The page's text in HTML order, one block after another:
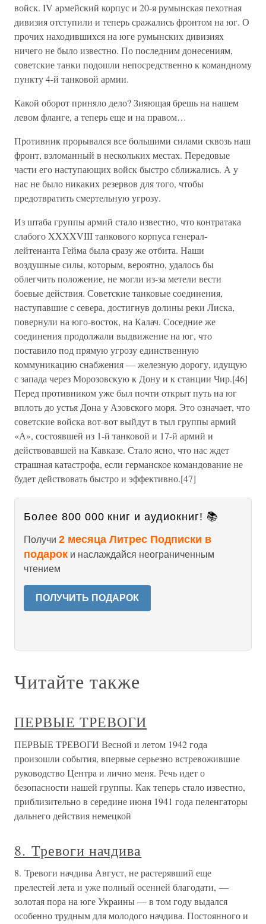
войск. IV армейский корпус и 20-я румынская пехотная
дивизия отступили и теперь сражались фронтом на юг. О
прочих находившихся на юге румынских дивизиях
ничего не было известно. По последним донесениям,
советские танки подошли непосредственно к командному
пункту 4-й танковой армии.
Какой оборот приняло дело? Зияющая брешь на нашем
левом фланге, а теперь еще и на правом…
Противник прорывался все большими силами сквозь наш
фронт, взломанный в нескольких местах. Передовые
части его наступающих войск быстро сближались. А у
нас не было никаких резервов для того, чтобы
предотвратить смертельную угрозу.
Из штаба группы армий стало известно, что контратака
слабого XXXXVIII танкового корпуса генерал-
лейтенанта Гейма была сразу же отбита. Наши
воздушные силы, которым, вероятно, удалось бы
облегчить положение, не могли из-за метели вести
боевые действия. Советские танковые соединения,
наступавшие с севера, достигнув долины реки Лиска,
повернули на юго-восток, на Калач. Соседние же
соединения продолжали выдвижение на юг, что
поставило под прямую угрозу единственную
коммуникацию снабжения — железную дорогу, идущую
с запада через Морозовскую к Дону и к станции Чир.[46]
Перед противником уже был почти открыт путь на юг
вплоть до устья Дона у Азовского моря. Это означает, что
советские войска вот-вот выйдут в тыл группы армий
«А», состоявшей из 1-й танковой и 17-й армий и
действовавшей на Кавказе. Стало ясно, что нас ждет
страшная катастрофа, если германское командование не
будет действовать быстро и эффективно.[47]
Более 800 000 книг и аудиокниг! 📚
Получи 2 месяца Литрес Подписки в
подарок и наслаждайся неограниченным
чтением
ПОЛУЧИТЬ ПОДАРОК
Читайте также
ПЕРВЫЕ ТРЕВОГИ
ПЕРВЫЕ ТРЕВОГИ Весной и летом 1942 года
произошли события, впервые серьезно встревожившие
руководство Центра и лично меня. Речь идет о
безопасности нашей группы. Как теперь стало известно,
приблизительно в середине июня 1941 года пеленгаторы
дальнего действия немецкой
8. Тревоги начдива
8. Тревоги начдива Август, не растерявший еще
прелестей лета и уже полный осенней благодати, —
золотая пора на юге Украины — в том году выдался
особенно трудным для молодого начдива. Постоянного и